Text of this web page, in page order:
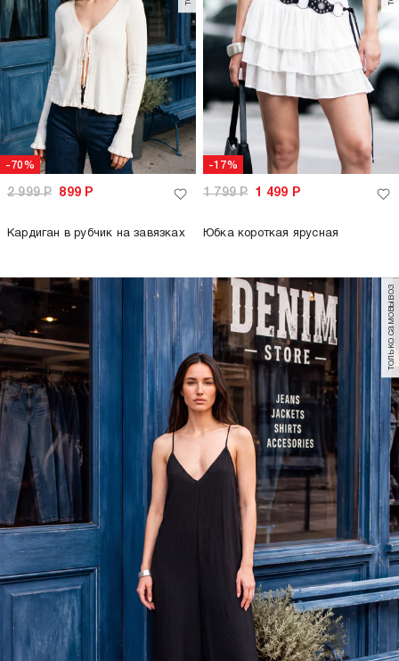
-70%
2 999Р 899 Р
Кардиган в рубчик на завязках
-17%
1 799Р 1 499 Р
Юбка короткая ярусная
только самовывоз